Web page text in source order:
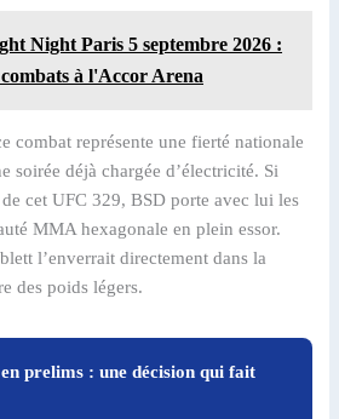
Night Paris 5 septembre 2026 :
à l'Accor Arena
combat représente une fierté nationale
soirée déjà chargée d’électricité. Si
cet UFC 329, BSD porte avec lui les
MMA hexagonale en plein essor.
l’enverrait directement dans la
des poids légers.
prelims : une décision qui fait